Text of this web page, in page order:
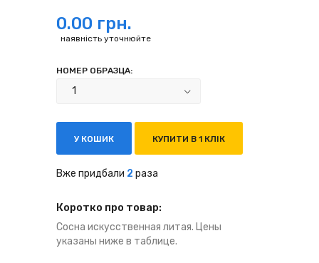
0.00 грн.
наявність уточнюйте
НОМЕР ОБРАЗЦА:
У КОШИК КУПИТИ В 1 КЛІК
Вже придбали 2 раза
Коротко про товар:
Сосна искусственная литая. Цены
указаны ниже в таблице.